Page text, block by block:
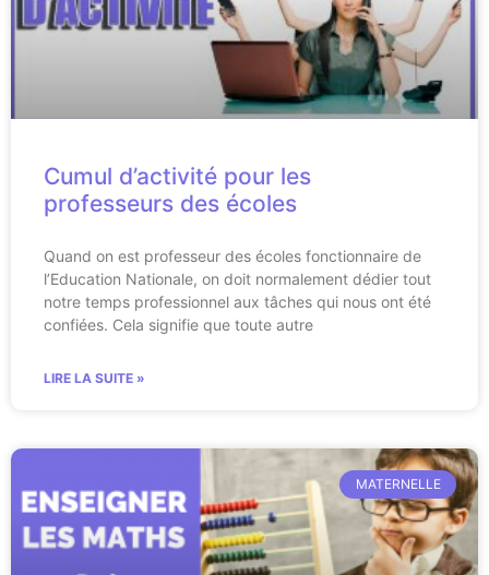
Cumul d’activité pour les
professeurs des écoles
Quand on est professeur des écoles fonctionnaire de
l’Education Nationale, on doit normalement dédier tout
notre temps professionnel aux tâches qui nous ont été
confiées. Cela signifie que toute autre
LIRE LA SUITE »
MATERNELLE